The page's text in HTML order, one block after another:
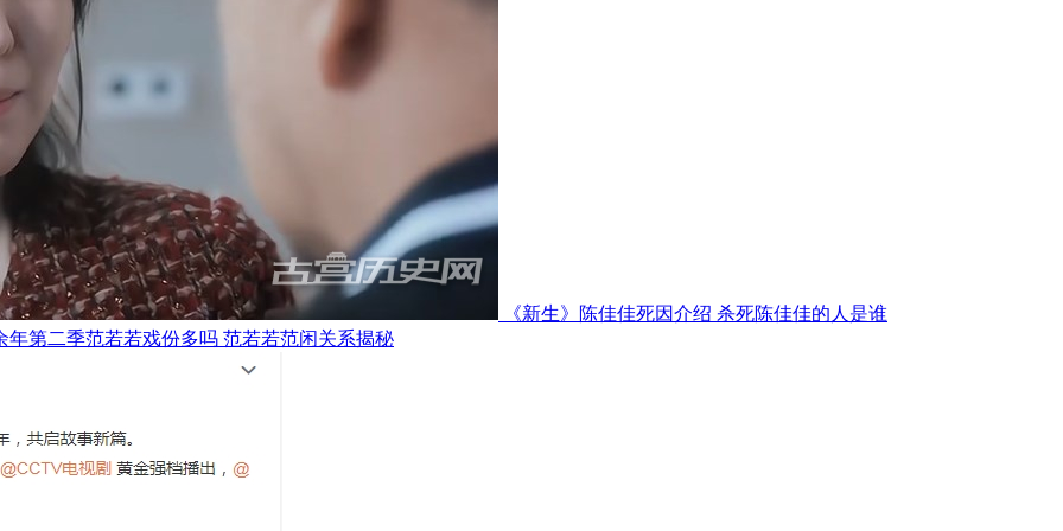
《新生》陈佳佳死因介绍 杀死陈佳佳的人是谁
年第二季范若若戏份多吗 范若若范闲关系揭秘